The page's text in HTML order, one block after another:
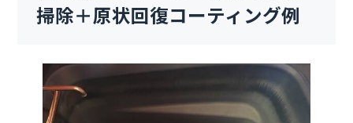
掃除＋原状回復コーティング例